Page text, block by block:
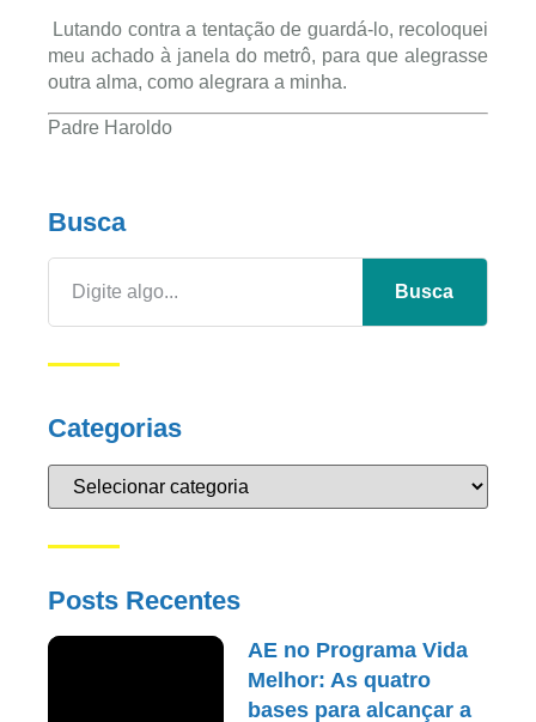
Lutando contra a tentação de guardá-lo, recoloquei
meu achado à janela do metrô, para que alegrasse
outra alma, como alegrara a minha.
Padre Haroldo
Busca
Busca
Categorias
Posts Recentes
AE no Programa Vida
Melhor: As quatro
bases para alcançar a